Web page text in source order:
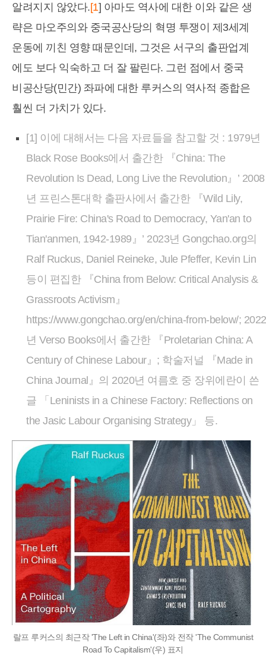
알려지지 않았다.[1] 아마도 역사에 대한 이와 같은 생
략은 마오주의와 중국공산당의 혁명 투쟁이 제3세계
운동에 끼친 영향 때문인데, 그것은 서구의 출판업계
에도 보다 익숙하고 더 잘 팔린다. 그런 점에서 중국
비공산당(민간) 좌파에 대한 루커스의 역사적 종합은
훨씬 더 가치가 있다.
[1] 이에 대해서는 다음 자료들을 참고할 것 : 1979년
Black Rose Books에서 출간한 『China: The
Revolution Is Dead, Long Live the Revolution』’ 2008
년 프린스톤대학 출판사에서 출간한 『Wild Lily,
Prairie Fire: China's Road to Democracy, Yan'an to
Tian'anmen, 1942-1989』’ 2023년 Gongchao.org의
Ralf Ruckus, Daniel Reineke, Jule Pfeffer, Kevin Lin
등이 편집한 『China from Below: Critical Analysis &
Grassroots Activism』
https://www.gongchao.org/en/china-from-below/; 2022
년 Verso Books에서 출간한 『Proletarian China: A
Century of Chinese Labour』; 학술저널 『Made in
China Journal』의 2020년 여름호 중 장위에란이 쓴
글 「Leninists in a Chinese Factory: Reflections on
the Jasic Labour Organising Strategy」 등.
랄프 루커스의 최근작 'The Left in China'(좌)와 전작 'The Communist
Road To Capitalism'(우) 표지